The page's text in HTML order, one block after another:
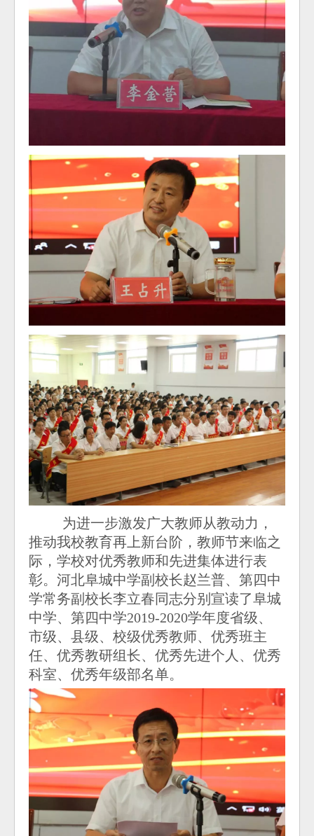
为进一步激发广大教师从教动力，
推动我校教育再上新台阶，教师节来临之
际，学校对优秀教师和先进集体进行表
彰。河北阜城中学副校长赵兰普、第四中
学常务副校长李立春同志分别宣读了阜城
中学、第四中学2019-2020学年度省级、
市级、县级、校级优秀教师、优秀班主
任、优秀教研组长、优秀先进个人、优秀
科室、优秀年级部名单。